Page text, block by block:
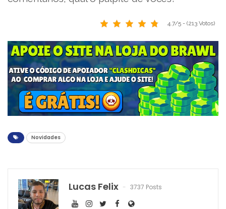
4.7/5 - (213 Votos)
Novidades
Lucas Felix 3737 Posts